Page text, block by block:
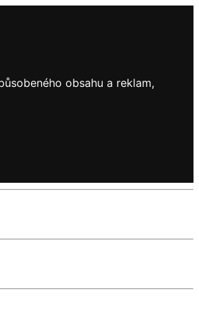
obsahu a reklam,